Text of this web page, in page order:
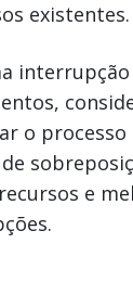
existentes.
o
e